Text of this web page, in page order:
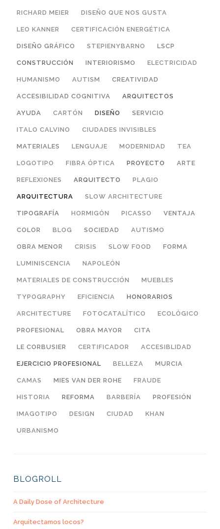
RICHARD MEIER DISEÑO QUE NOS GUSTA
LEO KANNER CERTIFICACIÓN ENERGÉTICA
DISEÑO GRÁFICO STEPIENYBARNO LSCP
CONSTRUCCIÓN INTERIORISMO ELECTRICIDAD
HUMANISMO AUTISM CREATIVIDAD
ACCESIBILIDAD COGNITIVA ARQUITECTOS
AYUDA CARTÓN DISEÑO SERVICIO
ITALO CALVINO CIUDADES INVISIBLES
MATERIALES LENGUAJE MODERNIDAD TEA
LOGOTIPO FIBRA ÓPTICA PROYECTO ARTE
REFLEXIONES ARQUITECTO PLAGIO
ARQUITECTURA SLOW ARCHITECTURE
TIPOGRAFÍA HORMIGÓN PICASSO VENTAJA
COLOR BLOG SOCIEDAD AUTISMO
OBRA MENOR CRISIS SLOW FOOD FORMA
LUMINISCENCIA NAPOLEÓN
MATERIALES DE CONSTRUCCIÓN MUEBLES
TYPOGRAPHY EFICIENCIA HONORARIOS
ARCHITECTURE FOTOCATALÍTICO ECOLÓGICO
PROFESIONAL OBRA MAYOR CITA
LE CORBUSIER CERTIFICADOR ACCESIBLIDAD
EJERCICIO PROFESIONAL BELLEZA MURCIA
CAMAS MIES VAN DER ROHE FRAUDE
HISTORIA REFORMA BARBERÍA PROFESIÓN
IMAGOTIPO DESIGN CIUDAD KHAN
URBANISMO
BLOGROLL
A Daily Dose of Architecture
Arquitectamos locos?